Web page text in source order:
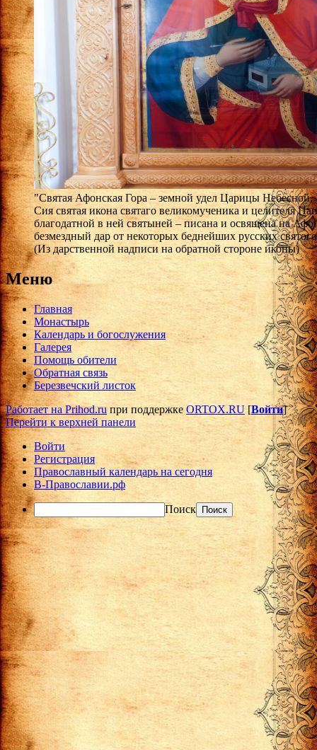
"Святая Афонская Гора – земной удел Царицы Небесной,
Сия святая икона святаго великомученика и целителя
благодатной в ней святыней – писана и освящена на
безмездный дар от некоторых беднейших русских
(Из дарственной надписи на обратной стороне иконы)
Меню
Главная
Монастырь
Календарь и богослужения
Галерея
Помощь обители
Обратная связь
Березвечский листок
Работает на Prihod.ru при поддержкеORTOX.RU[Войти]
Перейти к верхней панели
Войти
Регистрация
Православный календарь на сегодня
В-Православии.рф
Поиск